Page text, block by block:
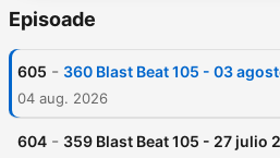
Episoade
605 - 360 Blast Beat 105 - 03
04 aug. 2026
604 - 359 Blast Beat 105 - 27 julio